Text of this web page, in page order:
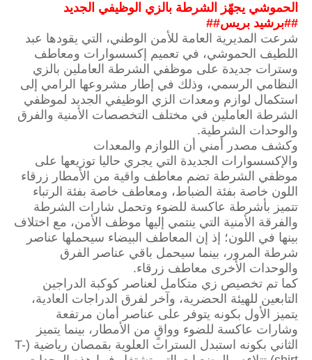
الحموشي يجهّز الشرطة بالزي الوظيفي الجديد
##برشيد بريس##
شرعت المديرية العامة للأمن الوطني، التي يقودها عبد
اللطيف الحموشي، في تعميم إكسسوارات ومعاطف
وسترات جديدة على موظفي الشرطة العاملين بالزي
النظامي الرسمي، وذلك في إطار مشروعها الرامي إلى
استكمال لوازم ومعدات الزي الوظيفي الجديد لموظفي
الشرطة العاملين في مختلف التخصصات الأمنية والفرق
والوحدات الشرطية.
وكشف مصدر أمني أن اللوازم والمعدات
والإكسسوارات الجديدة التي يجري حاليا توزيعها على
موظفي الشرطة تضم معاطف واقية من الأمطار زرقاء
اللون خاصة بفئة الضباط، ومعاطف خاصة بفئة الرتباء
تتميز بأشرطة عاكسة للضوء وتحمل شارات الشرطة
والفرقة الأمنية التي ينتمي إليها موظف الأمن، مع اختلاف
بينها في اللون؛ إذ إن المعاطف البيضاء سيحملها عناصر
شرطة المرور، بينما سيحمل باقي عناصر الفرق
والوحدات الأخرى معاطف زرقاء.
كما تم تخصيص زي متكامل لعناصر كوكبة الدراجين
التابعين للهيئة الحضرية، وآخر لفرق الدراجات العادية،
يتميز الأول بكونه يتوفر على عناصر أمان مرتفعة
وشارات عاكسة للضوء وواقٍ من الأمطار، بينما يتميز
الثاني بكونه استبدل السترات العلوية بقمصان رياضية (T-